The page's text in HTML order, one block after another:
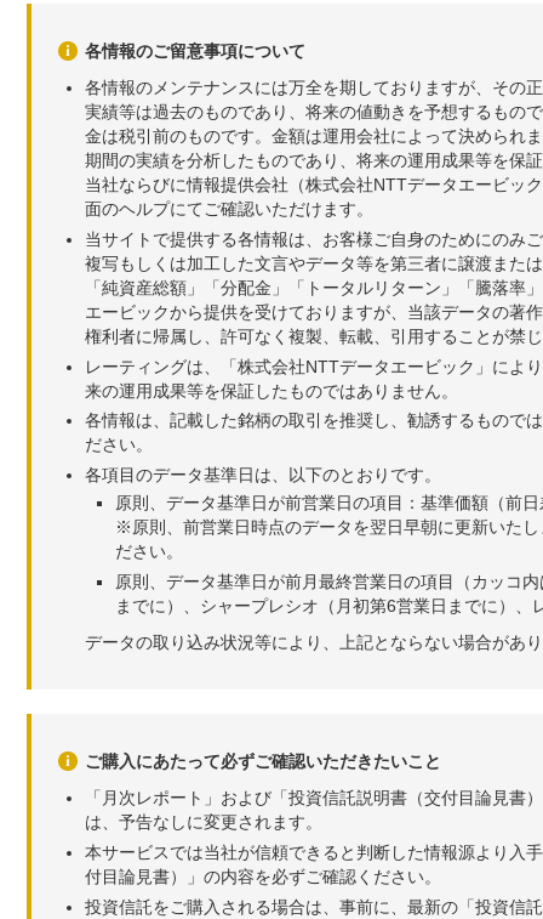
各情報のご留意事項について
各情報のメンテナンスには万全を期しておりますが、その
実績等は過去のものであり、将来の値動きを予想するもの
金は税引前のものです。金額は運用会社によって決められ
期間の実績を分析したものであり、将来の運用成果等を保
当社ならびに情報提供会社（株式会社NTTデータエービッ
面のヘルプにてご確認いただけます。
当サイトで提供する各情報は、お客様ご自身のためにのみ
複写もしくは加工した文言やデータ等を第三者に譲渡また
「純資産総額」「分配金」「トータルリターン」「騰落
エービックから提供を受けておりますが、当該データの著
権利者に帰属し、許可なく複製、転載、引用することが禁
レーティングは、「株式会社NTTデータエービック」によ
来の運用成果等を保証したものではありません。
各情報は、記載した銘柄の取引を推奨し、勧誘するもので
ださい。
各項目のデータ基準日は、以下のとおりです。
原則、データ基準日が前営業日の項目：基準価額（前
※原則、前営業日時点のデータを翌日早朝に更新いた
ださい。
原則、データ基準日が前月最終営業日の項目（カッコ
までに）、シャープレシオ（月初第6営業日までに）
データの取り込み状況等により、上記とならない場合があ
ご購入にあたって必ずご確認いただきたいこと
「月次レポート」および「投資信託説明書（交付目論見
は、予告なしに変更されます。
本サービスでは当社が信頼できると判断した情報源より入
付目論見書）」の内容を必ずご確認ください。
投資信託をご購入される場合は、事前に、最新の「投資信